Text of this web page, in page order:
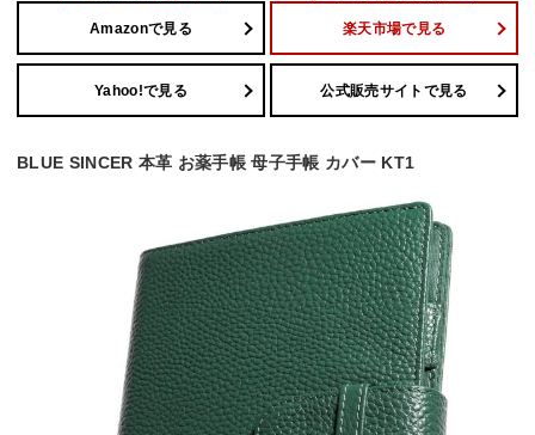
Amazonで見る 楽天市場で見る
Yahoo!で見る 公式販売サイトで見る
BLUE SINCER 本革 お薬手帳 母子手帳 カバー KT1